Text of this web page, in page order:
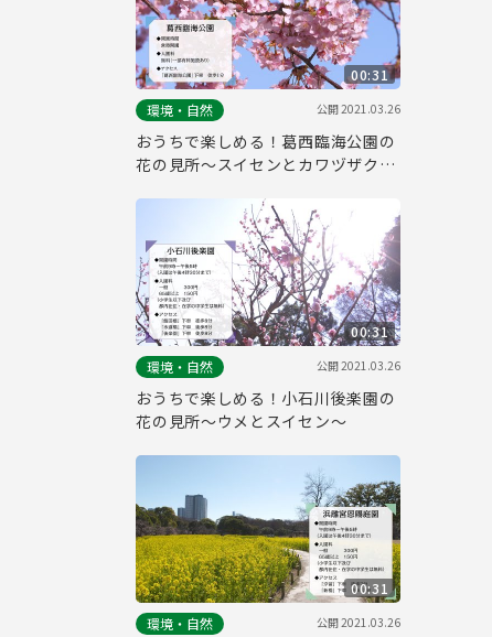
00:31
環境・自然
公開2021.03.26
おうちで楽しめる！葛西臨海公園の
花の見所～スイセンとカワヅザクラ
00:31
環境・自然
公開2021.03.26
おうちで楽しめる！小石川後楽園の
花の見所～ウメとスイセン～
00:31
環境・自然
公開2021.03.26